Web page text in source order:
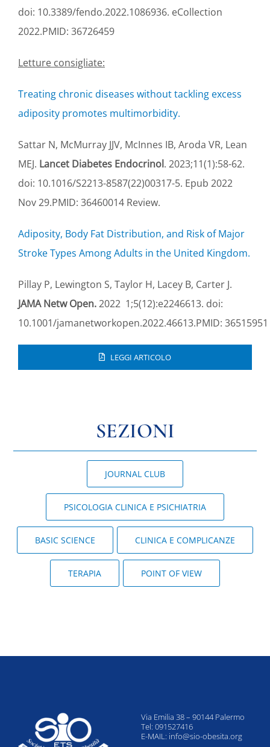
doi: 10.3389/fendo.2022.1086936. eCollection
2022.PMID: 36726459
Letture consigliate:
Treating chronic diseases without tackling excess
adiposity promotes multimorbidity.
Sattar N, McMurray JJV, McInnes IB, Aroda VR, Lean
MEJ. Lancet Diabetes Endocrinol. 2023;11(1):58-62.
doi: 10.1016/S2213-8587(22)00317-5. Epub 2022
Nov 29.PMID: 36460014 Review.
Adiposity, Body Fat Distribution, and Risk of Major
Stroke Types Among Adults in the United Kingdom.
Pillay P, Lewington S, Taylor H, Lacey B, Carter J.
JAMA Netw Open.2022 1;5(12):e2246613. doi:
10.1001/jamanetworkopen.2022.46613.PMID: 36515951
LEGGI ARTICOLO
SEZIONI
JOURNAL CLUB
PSICOLOGIA CLINICA E PSICHIATRIA
BASIC SCIENCE CLINICA E COMPLICANZE
TERAPIA POINT OF VIEW
Via Emilia 38 – 90144 Palermo
Tel: 091527416
E-MAIL: info@sio-obesita.org